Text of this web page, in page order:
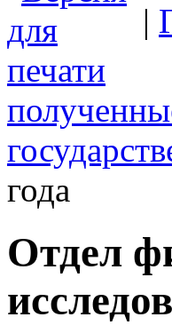
|
года
Отдел